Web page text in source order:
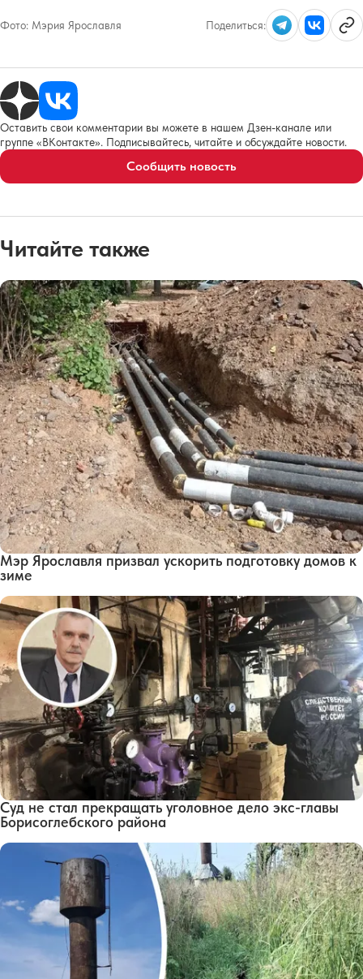
Фото: Мэрия Ярославля Поделиться:
Оставить свои комментарии вы можете в нашем Дзен-канале или
группе «ВКонтакте». Подписывайтесь, читайте и обсуждайте новости.
Сообщить новость
Читайте также
Мэр Ярославля призвал ускорить подготовку домов к
зиме
Суд не стал прекращать уголовное дело экс-главы
Борисоглебского района